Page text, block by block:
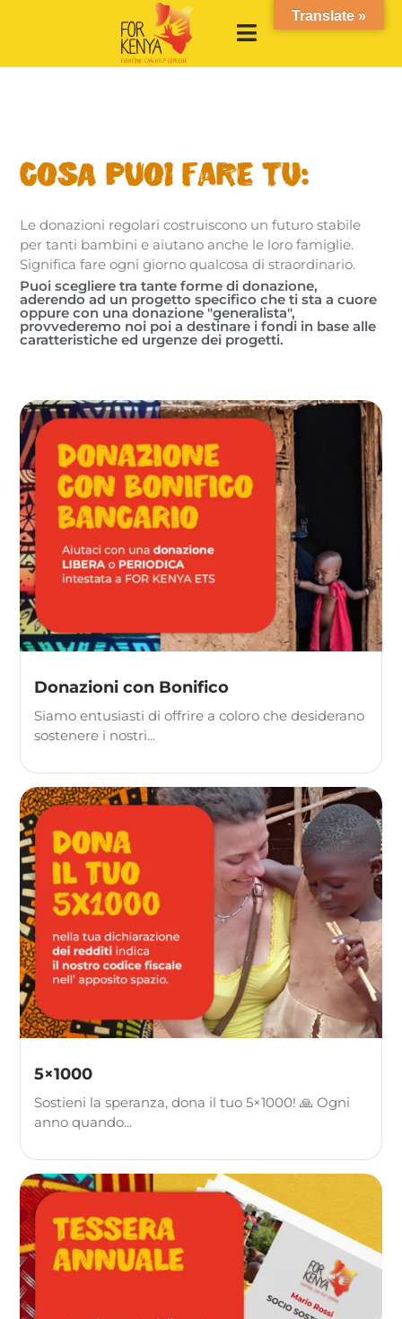
Cosa puoi fare tu:
Le donazioni regolari costruiscono un futuro stabile
per tanti bambini e aiutano anche le loro famiglie.
Significa fare ogni giorno qualcosa di straordinario.
Puoi scegliere tra tante forme di donazione,
aderendo ad un progetto specifico che ti sta a cuore
oppure con una donazione "generalista",
provvederemo noi poi a destinare i fondi in base alle
caratteristiche ed urgenze dei progetti.
Donazioni con Bonifico
Siamo entusiasti di offrire a coloro che desiderano
sostenere i nostri...
5×1000
Sostieni la speranza, dona il tuo 5×1000! 🙏 Ogni
anno quando...
Translate »